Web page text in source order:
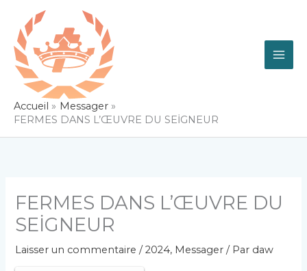
contenu
Accueil
Messager
FERMES DANS L’ŒUVRE DU SEİGNEUR
FERMES DANS L’ŒUVRE DU
SEİGNEUR
Laisser un commentaire /2024, Messager / Par daw